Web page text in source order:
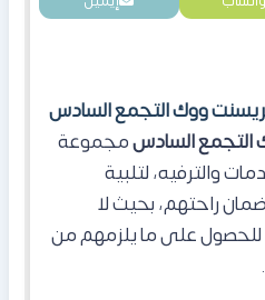
ووك التجمع السادس
السادسمجموعة
والترفيه، لتلبية
راحتهم، بحيث لا
للحصول على ما يلزمهم من